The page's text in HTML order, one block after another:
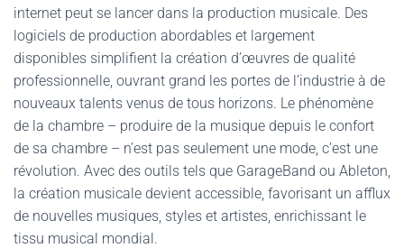
internet peut se lancer dans la production musicale. Des
logiciels de production abordables et largement
disponibles simplifient la création d’œuvres de qualité
professionnelle, ouvrant grand les portes de l’industrie à de
nouveaux talents venus de tous horizons. Le phénomène
de la chambre – produire de la musique depuis le confort
de sa chambre – n’est pas seulement une mode, c’est une
révolution. Avec des outils tels que GarageBand ou Ableton,
la création musicale devient accessible, favorisant un afflux
de nouvelles musiques, styles et artistes, enrichissant le
tissu musical mondial.